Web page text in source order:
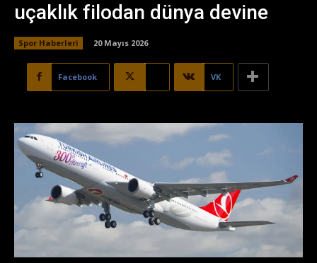
uçaklık filodan dünya devine
Spor Haberleri 20 Mayıs 2026
Facebook VK